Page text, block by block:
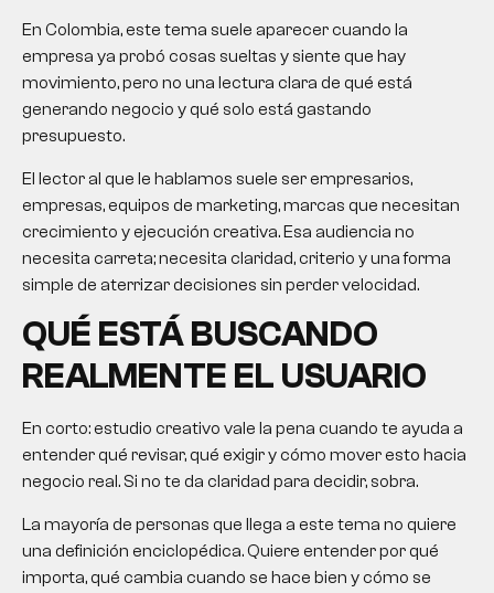
En Colombia, este tema suele aparecer cuando la
empresa ya probó cosas sueltas y siente que hay
movimiento, pero no una lectura clara de qué está
generando negocio y qué solo está gastando
presupuesto.
El lector al que le hablamos suele ser empresarios,
empresas, equipos de marketing, marcas que necesitan
crecimiento y ejecución creativa. Esa audiencia no
necesita carreta; necesita claridad, criterio y una forma
simple de aterrizar decisiones sin perder velocidad.
QUÉ ESTÁ BUSCANDO
REALMENTE EL USUARIO
En corto: estudio creativo vale la pena cuando te ayuda a
entender qué revisar, qué exigir y cómo mover esto hacia
negocio real. Si no te da claridad para decidir, sobra.
La mayoría de personas que llega a este tema no quiere
una definición enciclopédica. Quiere entender por qué
importa, qué cambia cuando se hace bien y cómo se